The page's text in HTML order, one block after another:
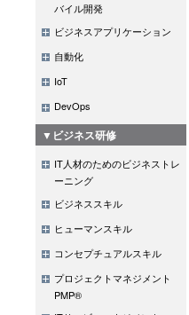
バイル開発
ビジネスアプリケーション
自動化
IoT
DevOps
▼ビジネス研修
IT人材のためのビジネストレ
ーニング
ビジネススキル
ヒューマンスキル
コンセプチュアルスキル
プロジェクトマネジメント
PMP®